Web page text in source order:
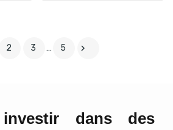
2 3 … 5 
dans des